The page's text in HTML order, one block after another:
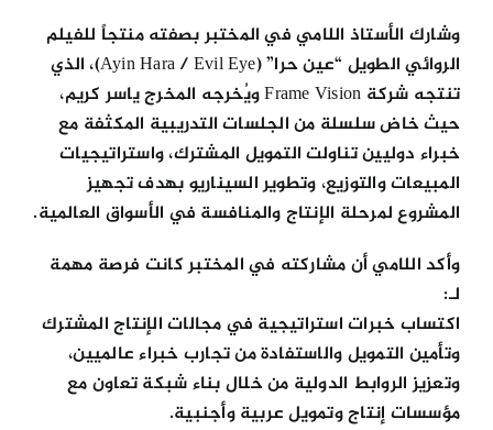
وشارك الأستاذ اللامي في المختبر بصفته منتجاً للفيلم
الروائي الطويل “عين حرا” (Ayin Hara / Evil Eye)، الذي
تنتجه شركة Frame Vision ويُخرجه المخرج ياسر كريم،
حيث خاض سلسلة من الجلسات التدريبية المكثفة مع
خبراء دوليين تناولت التمويل المشترك، واستراتيجيات
المبيعات والتوزيع، وتطوير السيناريو بهدف تجهيز
المشروع لمرحلة الإنتاج والمنافسة في الأسواق العالمية.
وأكد اللامي أن مشاركته في المختبر كانت فرصة مهمة
لـ:
اكتساب خبرات استراتيجية في مجالات الإنتاج المشترك
وتأمين التمويل والاستفادة من تجارب خبراء عالميين،
وتعزيز الروابط الدولية من خلال بناء شبكة تعاون مع
مؤسسات إنتاج وتمويل عربية وأجنبية.